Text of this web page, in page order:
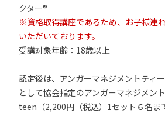
クター®
※資格取得講座であるため、お子様連
いただいております。
受講対象年齢：18歳以上
認定後は、アンガーマネジメントティ
として協会指定のアンガーマネジメン
teen（2,200円（税込）1セット６名ま